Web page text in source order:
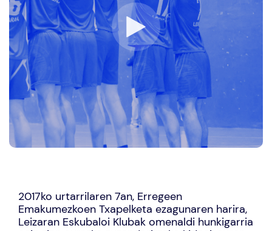
2017ko urtarrilaren 7an, Erregeen
Emakumezkoen Txapelketa ezagunaren harira,
Leizaran Eskubaloi Klubak omenaldi hunkigarria